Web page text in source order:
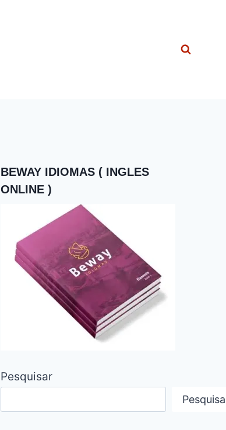
BEWAY IDIOMAS ( INGLES
ONLINE )
Pesquisar